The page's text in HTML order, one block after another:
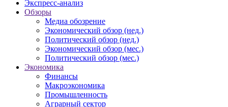
Экспресс-анализ
Обзоры
Медиа обозрение
Экономический обзор (нед.)
Политический обзор (нед.)
Экономический обзор (мес.)
Политический обзор (мес.)
Экономика
Финансы
Макроэкономика
Промышленность
Аграрный сектор